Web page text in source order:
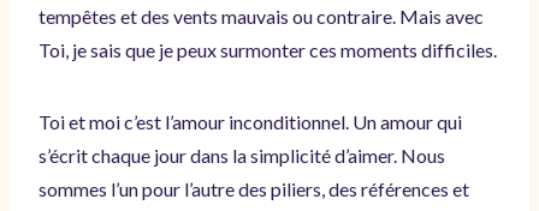
tempêtes et des vents mauvais ou contraire. Mais avec
Toi, je sais que je peux surmonter ces moments difficiles.
Toi et moi c’est l’amour inconditionnel. Un amour qui
s’écrit chaque jour dans la simplicité d’aimer. Nous
sommes l’un pour l’autre des piliers, des références et